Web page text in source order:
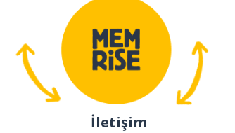
İletişim